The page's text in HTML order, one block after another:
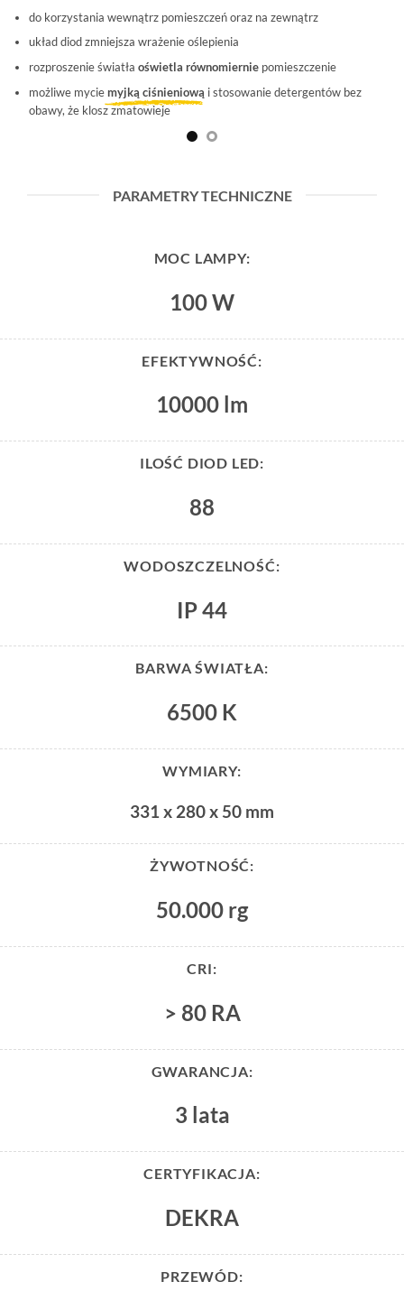
do korzystania wewnątrz pomieszczeń oraz na zewnątrz
układ diod zmniejsza wrażenie oślepienia
rozproszenie światła oświetla równomierniepomieszczenie
możliwe myciemyjką ciśnieniową i stosowanie detergentów bez
obawy, że klosz zmatowieje
PARAMETRY TECHNICZNE
MOC LAMPY:
100 W
EFEKTYWNOŚĆ:
10000 lm
ILOŚĆ DIOD LED:
88
WODOSZCZELNOŚĆ:
IP 44
BARWA ŚWIATŁA:
6500 K
WYMIARY:
331 x 280 x 50 mm
ŻYWOTNOŚĆ:
50.000 rg
CRI:
> 80 RA
GWARANCJA:
3 lata
CERTYFIKACJA:
DEKRA
PRZEWÓD: